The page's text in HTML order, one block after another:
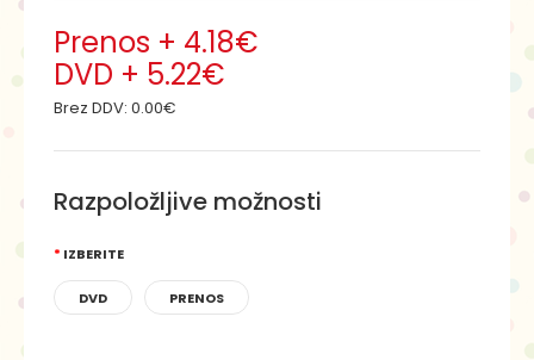
Prenos + 4.18€
DVD + 5.22€
Brez DDV: 0.00€
Razpoložljive možnosti
IZBERITE
DVD PRENOS